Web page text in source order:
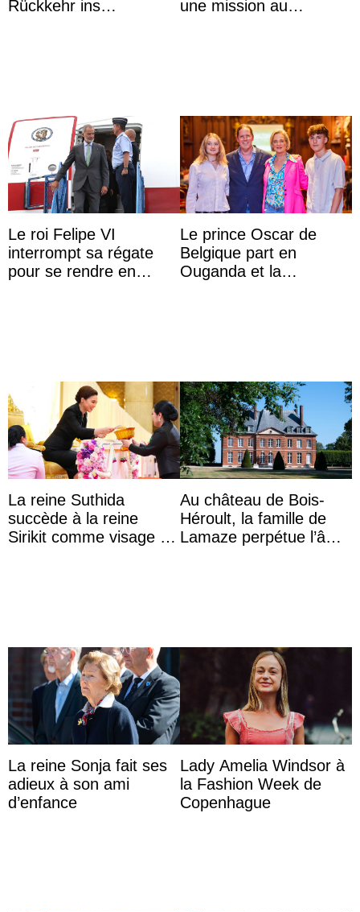
Rückkehr ins
une mission au
Le roi Felipe VI
interrompt sa régate
pour se rendre en
Le prince Oscar de
Belgique part en
Ouganda et la
La reine Suthida
succède à la reine
Sirikit comme visage de
Au château de Bois-
Héroult, la famille de
Lamaze perpétue l’âme
La reine Sonja fait ses
adieux à son ami
d’enfance
Lady Amelia Windsor à
la Fashion Week de
Copenhague